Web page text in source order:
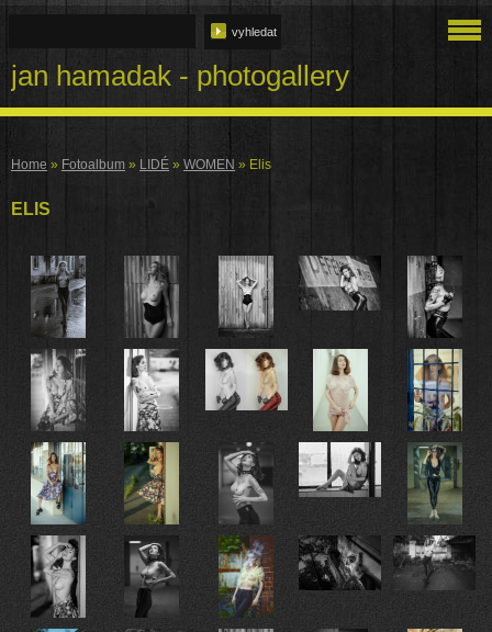
jan hamadak - photogallery
Home » Fotoalbum » LIDÉ » WOMEN » Elis
ELIS